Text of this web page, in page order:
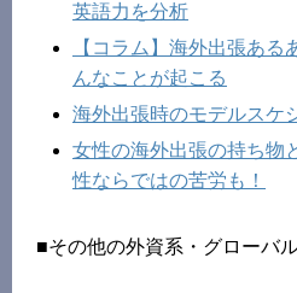
英語力を分析
【コラム】海外出張ある
んなことが起こる
海外出張時のモデルスケ
女性の海外出張の持ち物
性ならではの苦労も！
■その他の外資系・グローバ